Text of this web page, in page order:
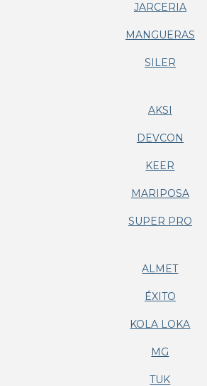
JARCERIA
MANGUERAS
SILER
AKSI
DEVCON
KEER
MARIPOSA
SUPER PRO
ALMET
ÉXITO
KOLA LOKA
MG
TUK